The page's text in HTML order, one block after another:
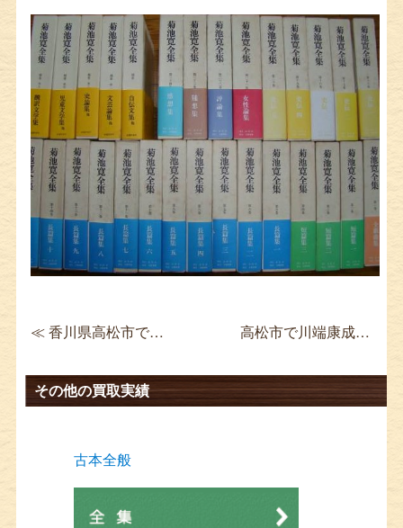
≪ 香川県高松市で弘法大師 空海全集買取 全8巻揃い 高松市で川端康成全集を買取 全35巻揃い 個人全集 ≫
その他の買取実績
古本全般